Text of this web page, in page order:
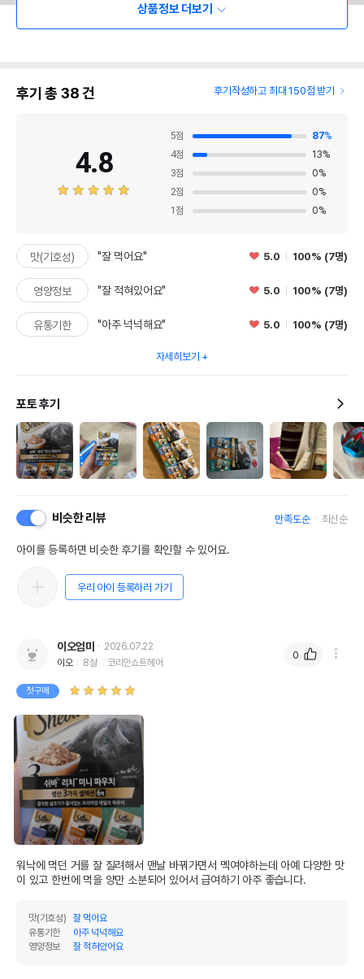
상품정보 더보기
후기 총 38건 후기작성하고 최대 150점 받기
4.8
5점 87%
4점 13%
3점 0%
2점 0%
1 점 0%
맛(기호성) "잘 먹어요" 5.0 100% (7명)
영양정보 "잘 적혀있어요" 5.0 100% (7명)
유통기한 "아주 넉넉해요" 5.0 100% (7명)
자세히보기
포토 후기
비슷한 리뷰 만족도순 최신순
아이를 등록하면 비슷한 후기를 확인할 수 있어요.
우리 아이 등록하러 가기
이오엄마
2026.07.22
이오
8살 코리안쇼트헤어
첫구매
워낙에 먹던 거를 잘 질려해서 맨날 바꿔가면서 멕여야하는데 아예 다양한 맛
이 있고 한번에 먹을 양만 소분되어 있어서 급여하기 아주 좋습니다.
맛(기호성)
잘 먹어요
유통기한
아주 넉넉해요
영양정보
잘 적혀있어요
0